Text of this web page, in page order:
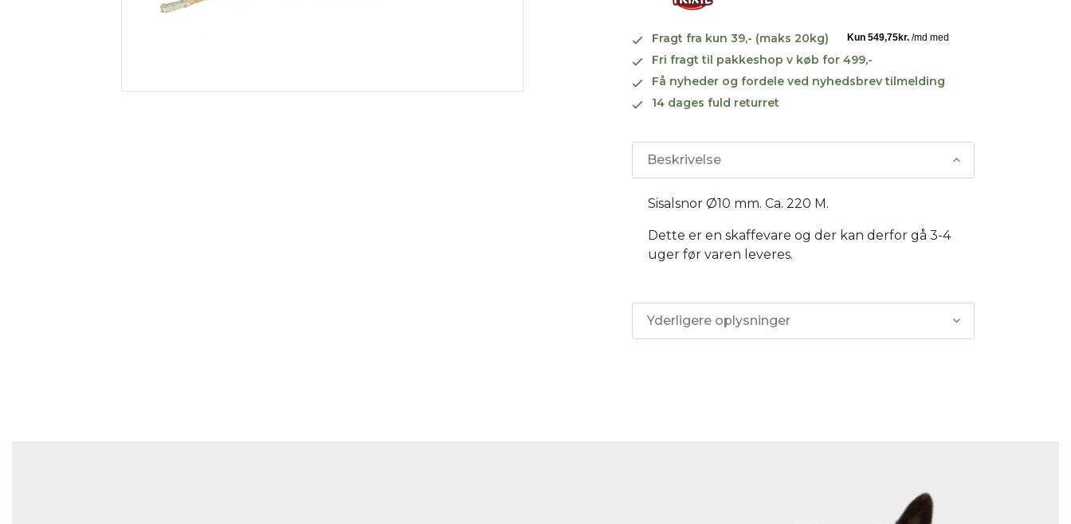
Fragt fra kun 39,- (maks 20kg)
Fri fragt til pakkeshop v køb for 499,-
Få nyheder og fordele ved nyhedsbrev tilmelding
14 dages fuld returret
Beskrivelse
Sisalsnor Ø10 mm. Ca. 220 M.
Dette er en skaffevare og der kan derfor gå 3-4
uger før varen leveres.
Yderligere oplysninger